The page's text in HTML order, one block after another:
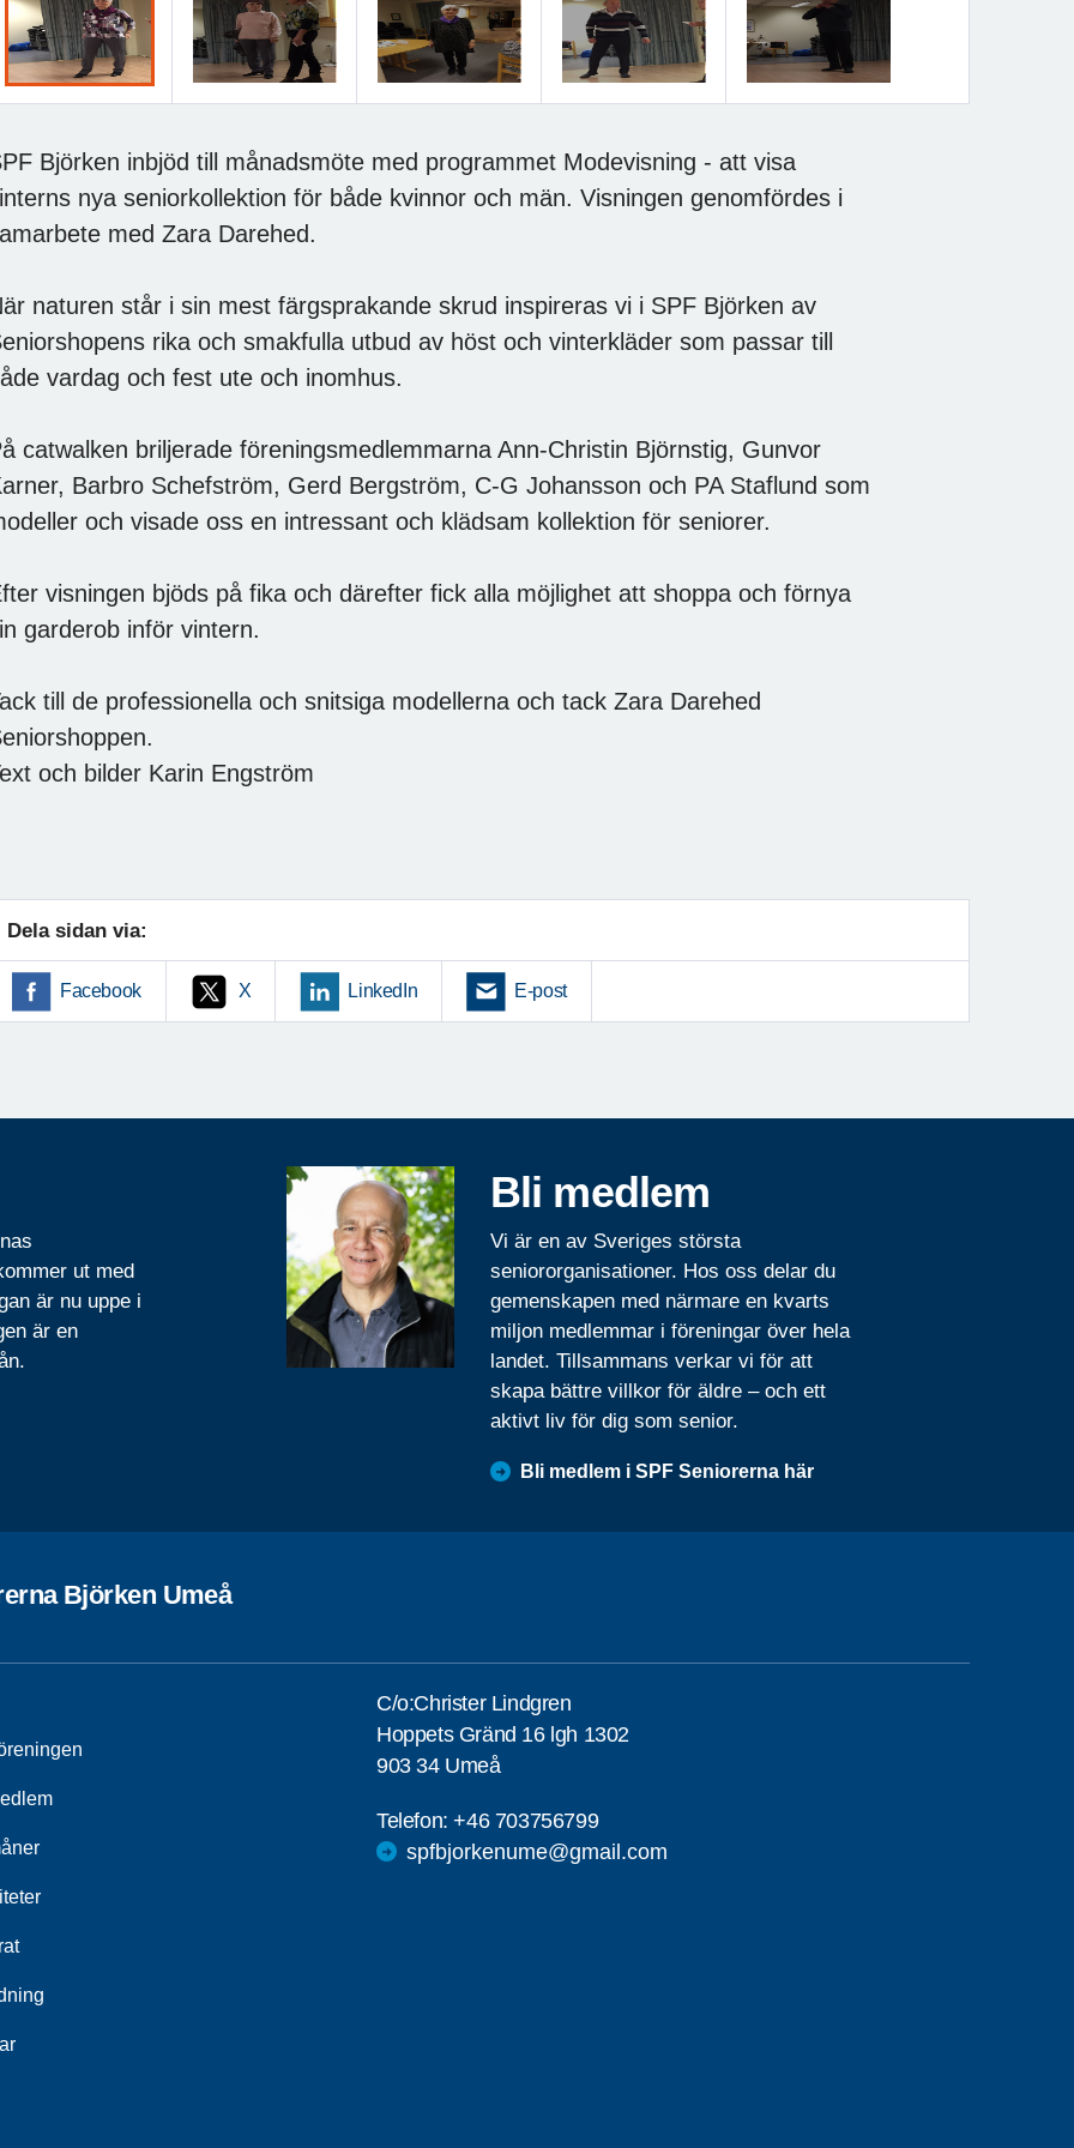
Björken inbjöd till månadsmöte med programmet Modevisning - att visa
nya seniorkollektion för både kvinnor och män. Visningen genomfördes i
med Zara Darehed.
naturen står i sin mest färgsprakande skrud inspireras vi i SPF Björken av
rika och smakfulla utbud av höst och vinterkläder som passar till
vardag och fest ute och inomhus.
catwalken briljerade föreningsmedlemmarna Ann-Christin Björnstig, Gunvor
Barbro Schefström, Gerd Bergström, C-G Johansson och PA Staflund som
och visade oss en intressant och klädsam kollektion för seniorer.
visningen bjöds på fika och därefter fick alla möjlighet att shoppa och förnya
garderob inför vintern.
till de professionella och snitsiga modellerna och tack Zara Darehed
och bilder Karin Engström
Dela sidan via:
Facebook X LinkedIn E-post
ut med
är nu uppe i
är en
Bli medlem
Vi är en av Sveriges största
seniororganisationer. Hos oss delar du
gemenskapen med närmare en kvarts
miljon medlemmar i föreningar över hela
landet. Tillsammans verkar vi för att
skapa bättre villkor för äldre – och ett
aktivt liv för dig som senior.
Bli medlem i SPF Seniorerna här
Björken Umeå
C/o:Christer Lindgren
Hoppets Gränd 16 lgh 1302
903 34 Umeå
Telefon:+46 703756799
spfbjorkenume@gmail.com